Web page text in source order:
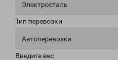
Электросталь
Тип перевозки
Автоперевозка
Введите вес